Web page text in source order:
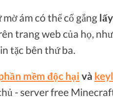
ám có thể cố gắng
trang web của họ,
tặc bên thứ ba.
mềm độc hạivà
- server free